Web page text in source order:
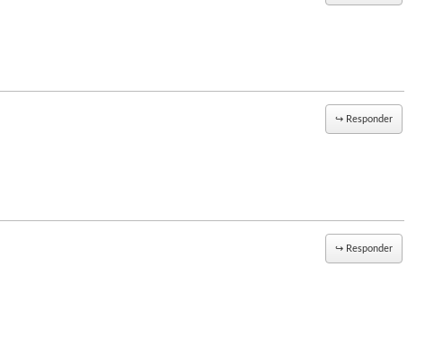
↪ Responder
↪ Responder